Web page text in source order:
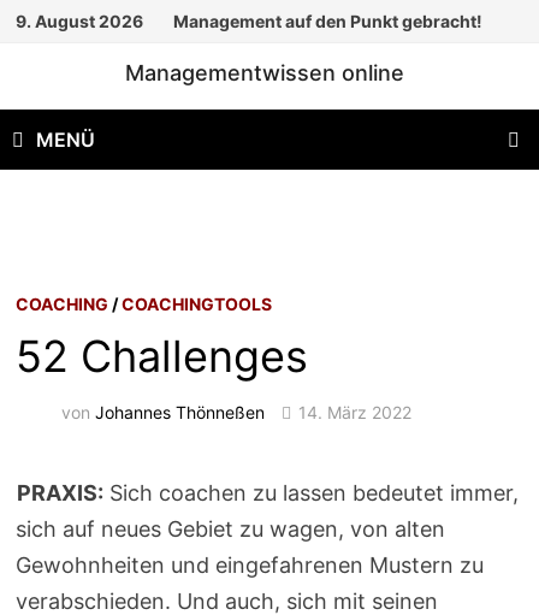
Zum
9. August 2026 Management auf den Punkt gebracht!
Managementwissen online
MENÜ
COACHING /COACHINGTOOLS
52 Challenges
vonJohannes Thönneßen 14. März 2022
PRAXIS: Sich coachen zu lassen bedeutet immer,
sich auf neues Gebiet zu wagen, von alten
Gewohnheiten und eingefahrenen Mustern zu
verabschieden. Und auch, sich mit seinen